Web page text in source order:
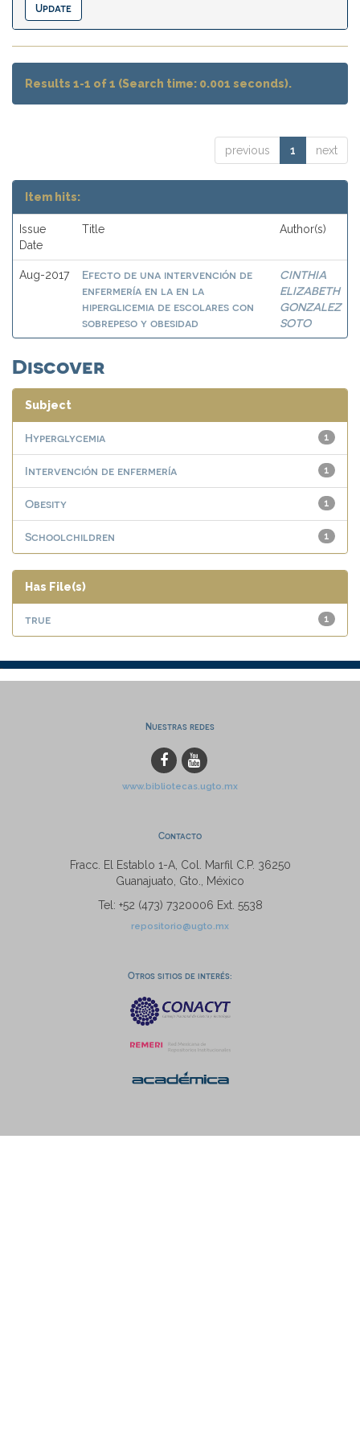
Results 1-1 of 1 (Search time: 0.001 seconds).
previous 1 next
Item hits:
Issue
Date
Title Author(s)
Aug-2017
Efecto de una intervención de
enfermería en la en la
hiperglicemia de escolares con
sobrepeso y obesidad
CINTHIA
ELIZABETH
GONZALEZ
SOTO
Discover
Subject
1
Hyperglycemia
1
Intervención de enfermería
1
Obesity
1
Schoolchildren
Has File(s)
1
true
Nuestras redes
www.bibliotecas.ugto.mx
Contacto
Fracc. El Establo 1-A, Col. Marfil C.P. 36250
Guanajuato, Gto., México
Tel: +52 (473) 7320006 Ext. 5538
repositorio@ugto.mx
Otros sitios de interés: